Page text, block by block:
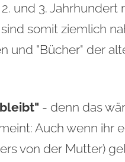
und 3. Jahrhundert
somit ziemlich
und "Bücher" der
bleibt" - denn das
Auch wenn ihr
von der Mutter)